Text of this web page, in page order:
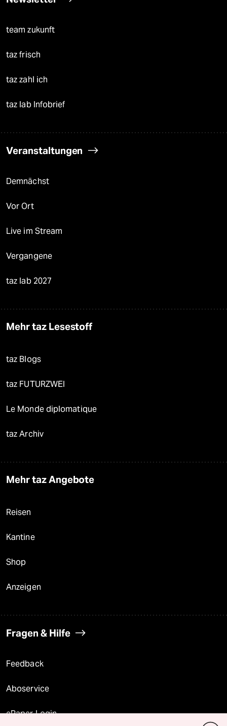
team zukunft
taz frisch
taz zahl ich
taz lab Infobrief
Veranstaltungen
Demnächst
Vor Ort
Live im Stream
Vergangene
taz lab 2027
Mehr taz Lesestoff
taz Blogs
taz FUTURZWEI
Le Monde diplomatique
taz Archiv
Mehr taz Angebote
Reisen
Kantine
Shop
Anzeigen
Fragen & Hilfe
Feedback
Aboservice
ePaper Login